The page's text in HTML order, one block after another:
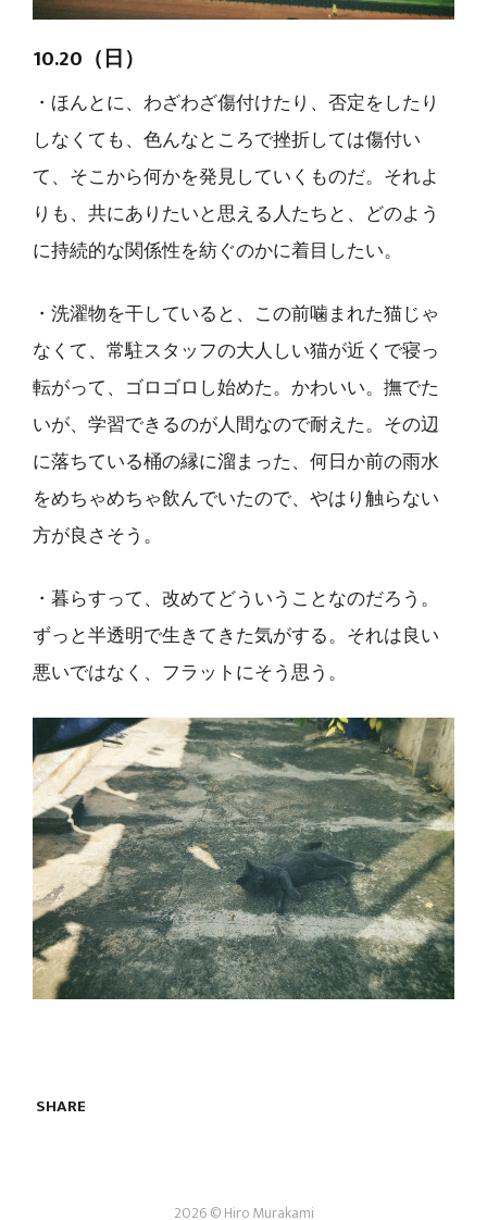
10.20（日）
・ほんとに、わざわざ傷付けたり、否定をしたり
しなくても、色んなところで挫折しては傷付い
て、そこから何かを発見していくものだ。それよ
りも、共にありたいと思える人たちと、どのよう
に持続的な関係性を紡ぐのかに着目したい。
・洗濯物を干していると、この前噛まれた猫じゃ
なくて、常駐スタッフの大人しい猫が近くで寝っ
転がって、ゴロゴロし始めた。かわいい。撫でた
いが、学習できるのが人間なので耐えた。その辺
に落ちている桶の縁に溜まった、何日か前の雨水
をめちゃめちゃ飲んでいたので、やはり触らない
方が良さそう。
・暮らすって、改めてどういうことなのだろう。
ずっと半透明で生きてきた気がする。それは良い
悪いではなく、フラットにそう思う。
SHARE
2026 © Hiro Murakami